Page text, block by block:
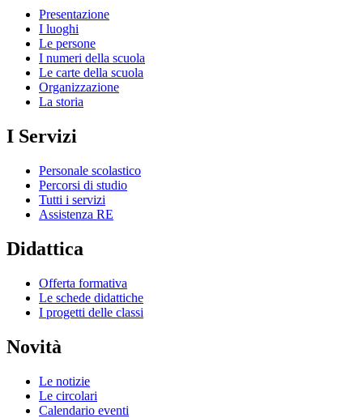
Presentazione
I luoghi
Le persone
I numeri della scuola
Le carte della scuola
Organizzazione
La storia
I Servizi
Personale scolastico
Percorsi di studio
Tutti i servizi
Assistenza RE
Didattica
Offerta formativa
Le schede didattiche
I progetti delle classi
Novità
Le notizie
Le circolari
Calendario eventi